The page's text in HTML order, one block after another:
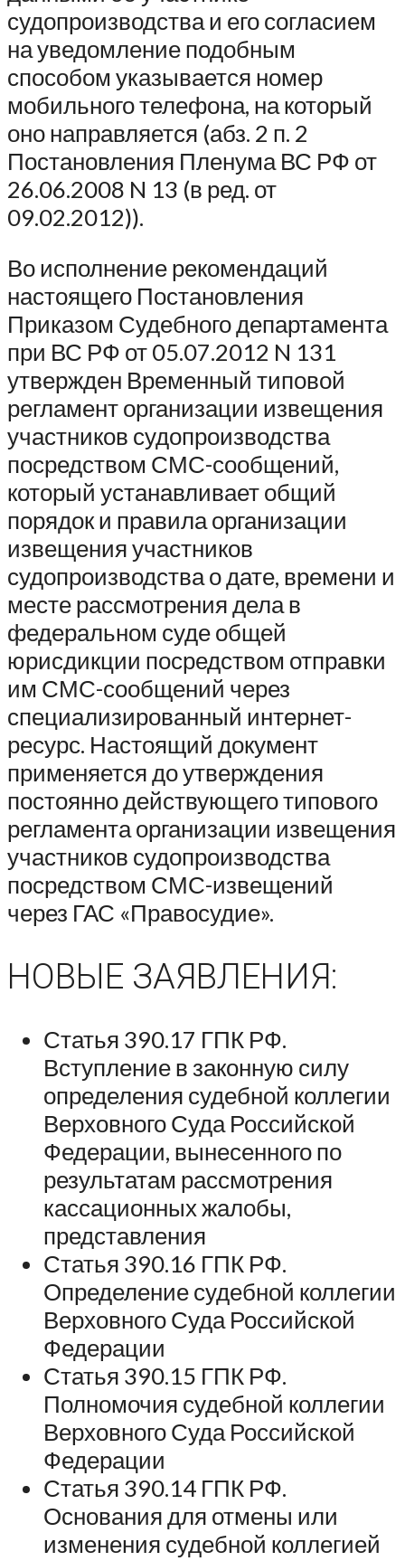
судопроизводства и его согласием
на уведомление подобным
способом указывается номер
мобильного телефона, на который
оно направляется (абз. 2 п. 2
Постановления Пленума ВС РФ от
26.06.2008 N 13 (в ред. от
09.02.2012)).
Во исполнение рекомендаций
настоящего Постановления
Приказом Судебного департамента
при ВС РФ от 05.07.2012 N 131
утвержден Временный типовой
регламент организации извещения
участников судопроизводства
посредством СМС-сообщений,
который устанавливает общий
порядок и правила организации
извещения участников
судопроизводства о дате, времени и
месте рассмотрения дела в
федеральном суде общей
юрисдикции посредством отправки
им СМС-сообщений через
специализированный интернет-
ресурс. Настоящий документ
применяется до утверждения
постоянно действующего типового
регламента организации извещения
участников судопроизводства
посредством СМС-извещений
через ГАС «Правосудие».
НОВЫЕ ЗАЯВЛЕНИЯ:
Статья 390.17 ГПК РФ.
Вступление в законную силу
определения судебной коллегии
Верховного Суда Российской
Федерации, вынесенного по
результатам рассмотрения
кассационных жалобы,
представления
Статья 390.16 ГПК РФ.
Определение судебной коллегии
Верховного Суда Российской
Федерации
Статья 390.15 ГПК РФ.
Полномочия судебной коллегии
Верховного Суда Российской
Федерации
Статья 390.14 ГПК РФ.
Основания для отмены или
изменения судебной коллегией